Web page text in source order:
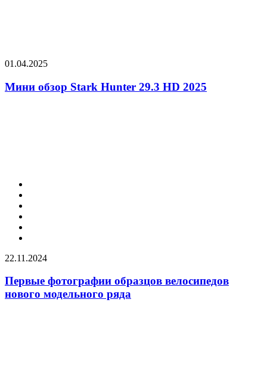
01.04.2025
Мини обзор Stark Hunter 29.3 HD 2025
22.11.2024
Первые фотографии образцов велосипедов
нового модельного ряда